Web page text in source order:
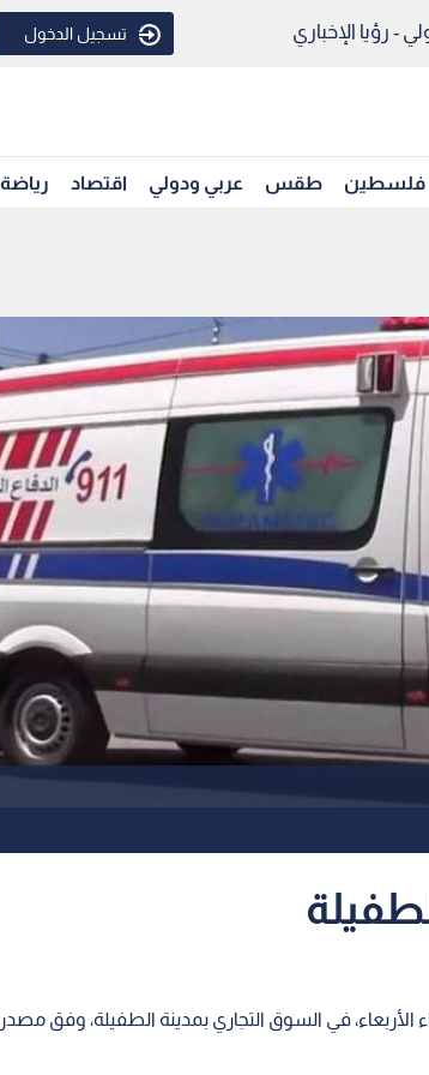
- رؤيا الإخباري تسجيل الدخول
فلسطين طقس عربي ودولي اقتصاد رياضة
في السوق التجاري بمدينة الطفيلة، وفق مصدر